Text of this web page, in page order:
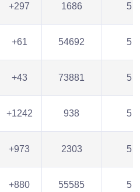
+297 1686 5
+61 54692 5
+43 73881 5
+1242 938 5
+973 2303 5
+880 55585 5